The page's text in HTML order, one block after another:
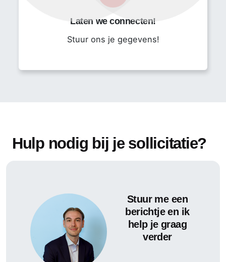
Afgeronde opleiding Elektrotechniek (HBO/WO
3–5 jaar ervaring als PCB Engineer of
Hands-on mentaliteit en pragmatische
engineeringaanpak
Start: per 1 juni
Uren: 40 uur per week
Duur: 6 maanden
Regio: Noord-Brabant
Laten we connecten!
Stuur ons je gegevens!
Hulp nodig bij je sollicitatie?
Stuur me een
berichtje en ik
help je graag
verder